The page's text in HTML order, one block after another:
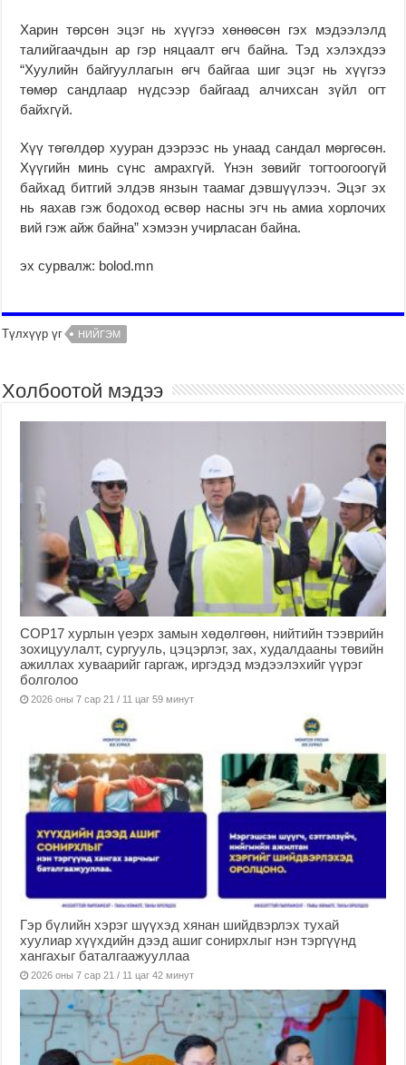
Харин төрсөн эцэг нь хүүгээ хөнөөсөн гэх мэдээлэлд
талийгаачдын ар гэр няцаалт өгч байна. Тэд хэлэхдээ
“Хуулийн байгууллагын өгч байгаа шиг эцэг нь хүүгээ
төмөр сандлаар нүдсээр байгаад алчихсан зүйл огт
байхгүй.
Хүү төгөлдөр хууран дээрээс нь унаад сандал мөргөсөн.
Хүүгийн минь сүнс амрахгүй. Үнэн зөвийг тогтоогоогүй
байхад битгий элдэв янзын таамаг дэвшүүлээч. Эцэг эх
нь яахав гэж бодоход өсвөр насны эгч нь амиа хорлочих
вий гэж айж байна” хэмээн учирласан байна.
эх сурвалж: bolod.mn
Түлхүүр үг НИЙГЭМ
Холбоотой мэдээ
COP17 хурлын үеэрх замын хөдөлгөөн, нийтийн тээврийн
зохицуулалт, сургууль, цэцэрлэг, зах, худалдааны төвийн
ажиллах хуваарийг гаргаж, иргэдэд мэдээлэхийг үүрэг
болголоо
2026 оны 7 сар 21 / 11 цаг 59 минут
Гэр бүлийн хэрэг шүүхэд хянан шийдвэрлэх тухай
хуулиар хүүхдийн дээд ашиг сонирхлыг нэн тэргүүнд
хангахыг баталгаажууллаа
2026 оны 7 сар 21 / 11 цаг 42 минут